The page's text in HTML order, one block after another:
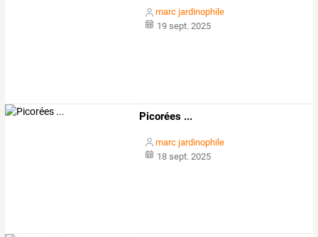
marc jardinophile
19 sept. 2025
Picorées ...
marc jardinophile
18 sept. 2025